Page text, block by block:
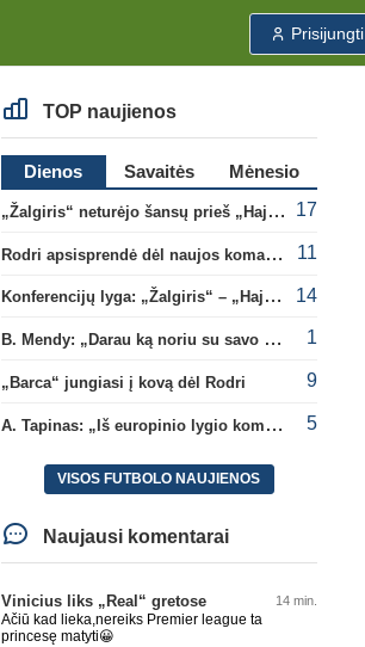
Prisijungti
TOP naujienos
Dienos Savaitės
Mėnesio
„Žalgiris“ neturėjo šansų prieš „Hajduk“
17
Rodri apsisprendė dėl naujos komandos 11
Konferencijų lyga: „Žalgiris“ – „Hajduk“ (rungtynės tiesiogiai) 14
B. Mendy: „Darau ką noriu su savo pasaulio čempionato titulu“ 1
„Barca“ jungiasi į kovą dėl Rodri 9
A. Tapinas: „Iš europinio lygio komandos gavom gerų pamokų“ 5
VISOS FUTBOLO NAUJIENOS
Naujausi komentarai
Vinicius liks „Real“ gretose 14 min.
Ačiū kad lieka,nereiks Premier league ta
princesę matyti😀